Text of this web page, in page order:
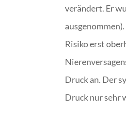
verändert. Er
Risiko erst
Druck an. Der
Druck nur sehr